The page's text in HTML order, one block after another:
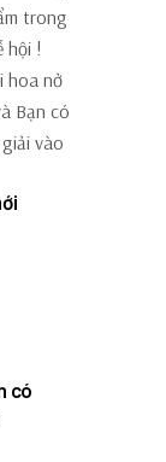
trong
hội !
hoa nở
Bạn có
vào
có